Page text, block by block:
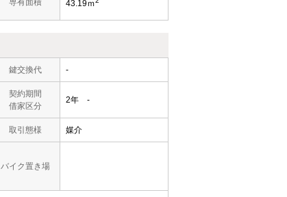
専有面積 43.19ｍ
鍵交換代 -
契約期間
借家区分
2年 -
取引態様 媒介
バイク置き場